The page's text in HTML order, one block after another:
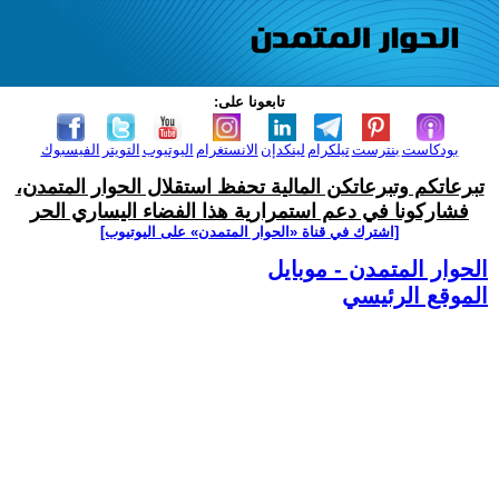
تابعونا على:
الفيسبوك التويتر اليوتيوب الانستغرام لينكدإن تيلكرامبنترست بودكاست
تبرعاتكم وتبرعاتكن المالية تحفظ استقلال الحوار المتمدن،
فشاركونا في دعم استمرارية هذا الفضاء اليساري الحر
[اشترك في قناة ‫«الحوار المتمدن» على اليوتيوب]
الحوار المتمدن - موبايل
الموقع الرئيسي